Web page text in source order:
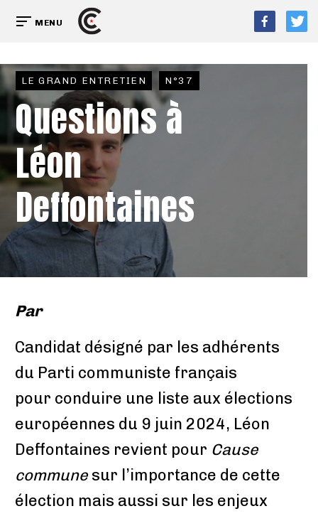
MENU
LE GRAND ENTRETIEN N°37
Questions à
Léon
Deffontaines
Par
Candidat désigné par les adhérents
du Parti communiste français
pour conduire une liste aux élections
européennes du 9 juin 2024, Léon
Deffontaines revient pour Cause
communesur l’importance de cette
élection mais aussi sur les enjeux